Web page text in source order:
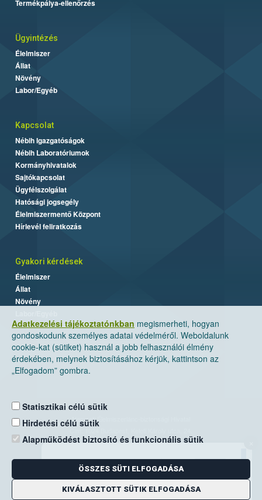
Adatkezelési tájékoztatónkban megismerheti, hogyan
gondoskodunk személyes adatai védelméről. Weboldalunk
cookie-kat (sütiket) használ a jobb felhasználói élmény
érdekében, melynek biztosításához kérjük, kattintson az
„Elfogadom” gombra.
Statisztikai célú sütik
Hirdetési célú sütik
Alapműködést biztosító és funkcionális sütik
ÖSSZES SÜTI ELFOGADÁSA
KIVÁLASZTOTT SÜTIK ELFOGADÁSA
Termékpálya-ellenőrzés
Ügyintézés
Élelmiszer
Állat
Növény
Labor/Egyéb
Kapcsolat
Nébih Igazgatóságok
Nébih Laboratóriumok
Kormányhivatalok
Sajtókapcsolat
Ügyfélszolgálat
Hatósági jogsegély
Élelmiszermentő Központ
Hírlevél feliratkozás
Gyakori kérdések
Élelmiszer
Állat
Növény
Nemzeti Élelmiszerlánc-biztonsági Hivatal
Levelezési cím: 1525 Budapest. Pf. 30.
E-mail:ugyfelszolgalat@nebih.gov.hu
Zöld szám: 06-80/263-244
Telefon: 06-1/ 336-9000